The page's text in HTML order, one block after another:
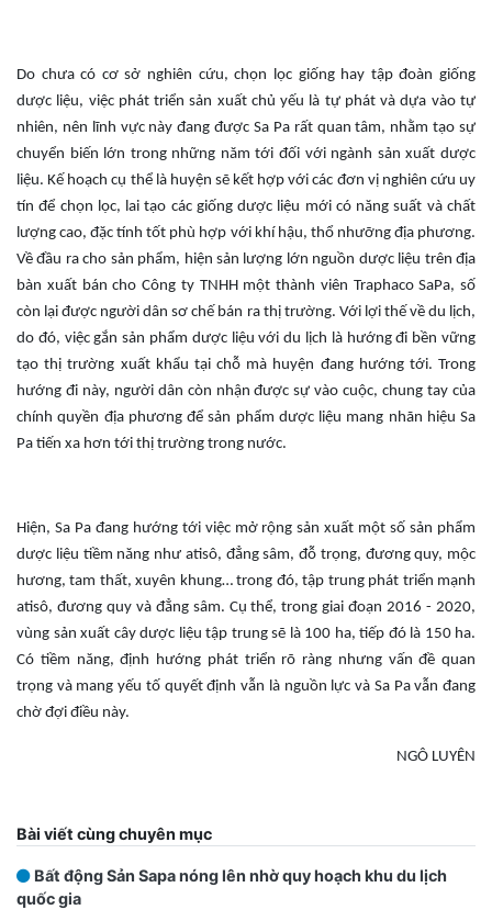
Do chưa có cơ sở nghiên cứu, chọn lọc giống hay tập đoàn giống
dược liệu, việc phát triển sản xuất chủ yếu là tự phát và dựa vào tự
nhiên, nên lĩnh vực này đang được Sa Pa rất quan tâm, nhằm tạo sự
chuyển biến lớn trong những năm tới đối với ngành sản xuất dược
liệu. Kế hoạch cụ thể là huyện sẽ kết hợp với các đơn vị nghiên cứu uy
tín để chọn lọc, lai tạo các giống dược liệu mới có năng suất và chất
lượng cao, đặc tính tốt phù hợp với khí hậu, thổ nhưỡng địa phương.
Về đầu ra cho sản phẩm, hiện sản lượng lớn nguồn dược liệu trên địa
bàn xuất bán cho Công ty TNHH một thành viên Traphaco SaPa, số
còn lại được người dân sơ chế bán ra thị trường. Với lợi thế về du lịch,
do đó, việc gắn sản phẩm dược liệu với du lịch là hướng đi bền vững
tạo thị trường xuất khẩu tại chỗ mà huyện đang hướng tới. Trong
hướng đi này, người dân còn nhận được sự vào cuộc, chung tay của
chính quyền địa phương để sản phẩm dược liệu mang nhãn hiệu Sa
Pa tiến xa hơn tới thị trường trong nước.
Hiện, Sa Pa đang hướng tới việc mở rộng sản xuất một số sản phẩm
dược liệu tiềm năng như atisô, đẳng sâm, đỗ trọng, đương quy, mộc
hương, tam thất, xuyên khung… trong đó, tập trung phát triển mạnh
atisô, đương quy và đẳng sâm. Cụ thể, trong giai đoạn 2016 - 2020,
vùng sản xuất cây dược liệu tập trung sẽ là 100 ha, tiếp đó là 150 ha.
Có tiềm năng, định hướng phát triển rõ ràng nhưng vấn đề quan
trọng và mang yếu tố quyết định vẫn là nguồn lực và Sa Pa vẫn đang
chờ đợi điều này.
NGÔ LUYÊN
Bài viết cùng chuyên mục
Bất động Sản Sapa nóng lên nhờ quy hoạch khu du lịch
quốc gia